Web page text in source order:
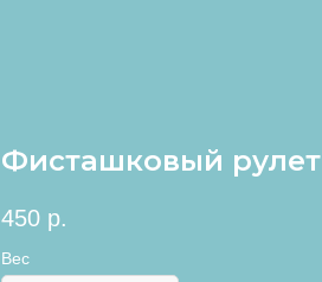
Фисташковый рулет
450 р.
Вес